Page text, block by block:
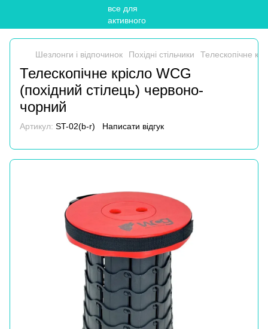
Шезлонги і відпочинок Похідні стільчики Телескопічне
Телескопічне крісло WCG
(похідний стілець) червоно-
чорний
Артикул: ST-02(b-r) Написати відгук